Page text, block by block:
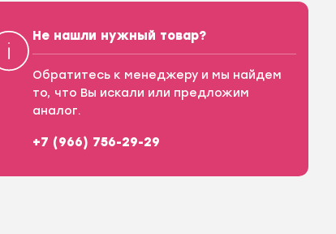
Не нашли нужный товар?
Обратитесь к менеджеру и мы найдем
то, что Вы искали или предложим
аналог.
+7 (966) 756-29-29